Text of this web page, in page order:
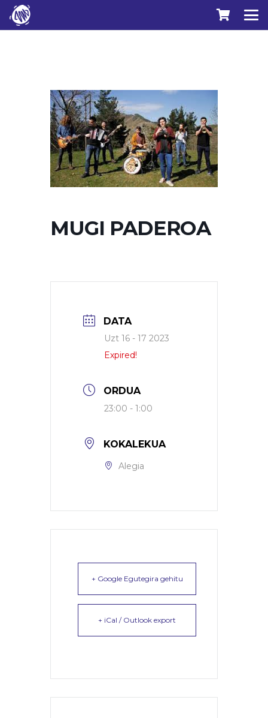
MUGI PADEROA
DATA
Uzt 16 - 17 2023
Expired!
ORDUA
23:00 - 1:00
KOKALEKUA
Alegia
+ Google Egutegira gehitu
+ iCal / Outlook export